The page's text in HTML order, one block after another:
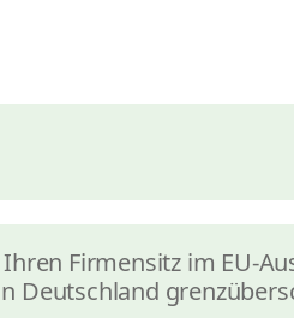
Ihren Firmensitz im EU-
Deutschland